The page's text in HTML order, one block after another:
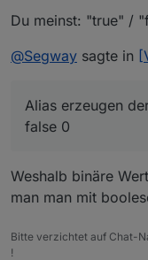
   else {
var
}
Du meinst: "true" /
@Segway sagte in
Alias erzeugen
false 0
Weshalb binäre
man man mit
Bitte verzichtet auf Chat-
!